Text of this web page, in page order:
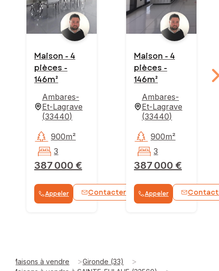
Maison - 4
pièces -
146m²
Ambares-
Et-Lagrave
(33440)
387 000 €
900m²
3
Appeler Contacter WhatsApp
Maison - 4
pièces -
146m²
Ambares-
Et-Lagrave
(33440)
387 000 €
900m²
3
Appeler
Maisons à vendre >Gironde (33) >